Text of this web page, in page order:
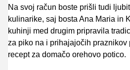
Na svoj račun boste prišli tudi
kulinarike, saj bosta Ana Maria in
kuhinji med drugim pripravila
za piko na i prihajajočih praznikov
recept za domačo orehovo potico.